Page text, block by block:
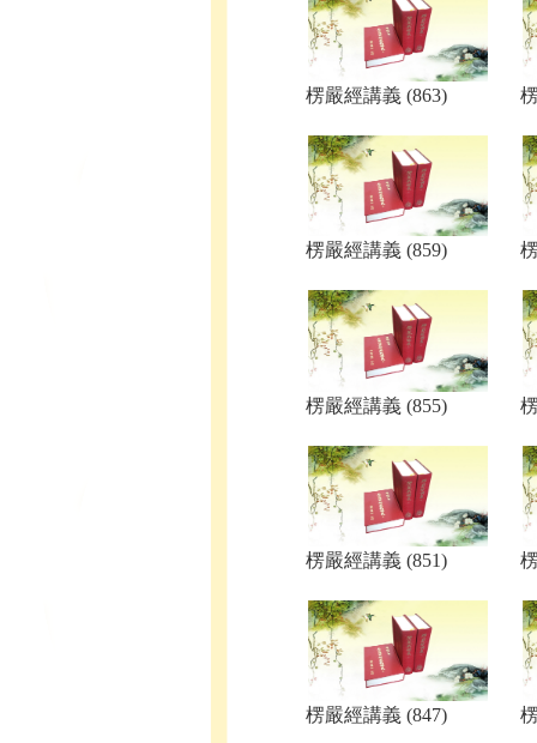
楞嚴經講義 (863)
楞嚴經講義 (859)
楞嚴經講義 (855)
楞嚴經講義 (851)
楞嚴經講義 (847)